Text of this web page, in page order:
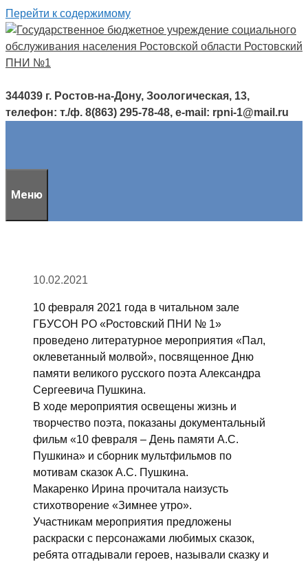
Перейти к содержимому
344039 г. Ростов-на-Дону, Зоологическая, 13,
телефон: т./ф. 8(863) 295-78-48, e-mail: rpni-1@mail.ru
Меню
10.02.2021
10 февраля 2021 года в читальном зале
ГБУСОН РО «Ростовский ПНИ № 1»
проведено литературное мероприятия «Пал,
оклеветанный молвой», посвященное Дню
памяти великого русского поэта Александра
Сергеевича Пушкина.
В ходе мероприятия освещены жизнь и
творчество поэта, показаны документальный
фильм «10 февраля – День памяти А.С.
Пушкина» и сборник мультфильмов по
мотивам сказок А.С. Пушкина.
Макаренко Ирина прочитала наизусть
стихотворение «Зимнее утро».
Участникам мероприятия предложены
раскраски с персонажами любимых сказок,
ребята отгадывали героев, называли сказку и